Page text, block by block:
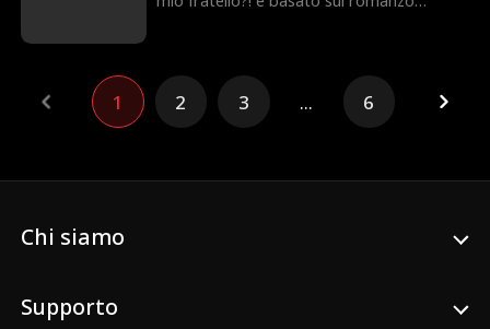
suo fidanzato del liceo per il primo anno di
università, lo sorprende subito a tradirla. È
costretta a trasferirsi nell'appartamento
scuola di specializzazione nello stesso
1 2 3 ... 6
Chi siamo
Supporto